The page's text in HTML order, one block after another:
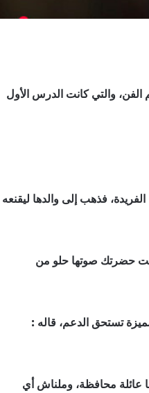
الفن، والتي كانت الدرس الأول
فذهب إلى والدها ليقنعه
بنت حضرتك صوتها حلو من
تستحق الدعم، قاله :
عائلة محافظة، وملناش أي